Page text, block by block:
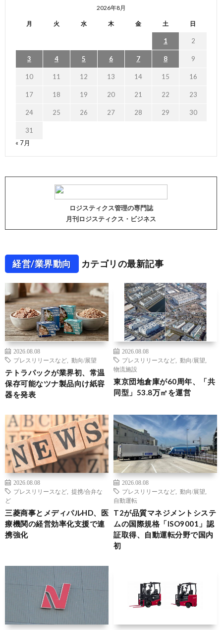
2026年8月
月 火 水 木 金 土 日
1 2
3 4 5 6 7 8 9
10 11 12 13 14 15 16
17 18 19 20 21 22 23
24 25 26 27 28 29 30
31
« 7月
ロジスティクス管理の専門誌
月刊ロジスティクス・ビジネス
経営/業界動向 カテゴリの最新記事
2026.08.08
プレスリリースなど
動向/展望
テトラパックが業界初、常温
保存可能なツナ製品向け紙容
器を発表
2026.08.08
プレスリリースなど
動向/展望
物流施設
東京団地倉庫が60周年、「共
同型」53.8万㎡を運営
2026.08.08
プレスリリースなど
提携/合弁な
ど
三菱商事とメディパルHD、医
療機関の経営効率化支援で連
携強化
2026.08.08
プレスリリースなど
動向/展望
自動運転
T2が品質マネジメントシステ
ムの国際規格「ISO9001」認
証取得、自動運転分野で国内
初